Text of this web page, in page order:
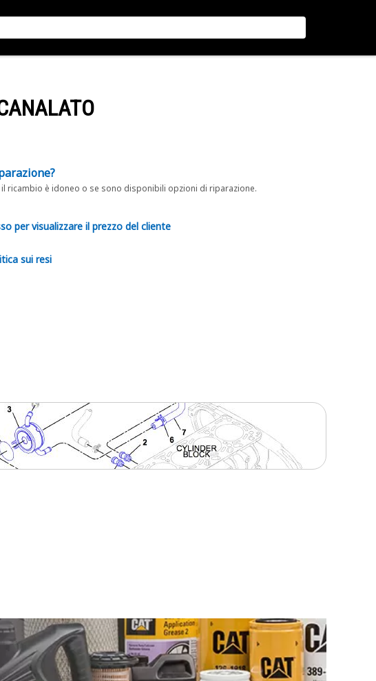
ricambio è idoneo o se sono disponibili opzioni di riparazione.
per visualizzare il prezzo del cliente
sui resi